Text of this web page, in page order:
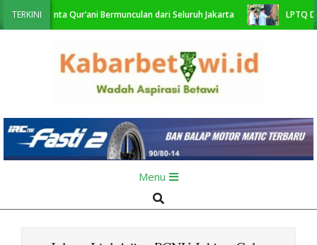
Skip
to
TERKINI
Talenta Qur’ani Bermunculan dari Seluruh Jakarta LPTQ DKI
KabarBetawi.id
Menu
Menu
Search